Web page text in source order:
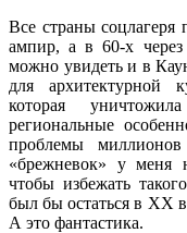
Все страны соцлагеря
ампир, а в 60-х
можно увидеть и в
для архитектурной
которая
региональные
проблемы
«брежневок» у меня
чтобы избежать
был бы остаться в ХХ
А это фантастика.